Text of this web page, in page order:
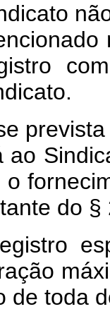
não
ao
do §
de toda